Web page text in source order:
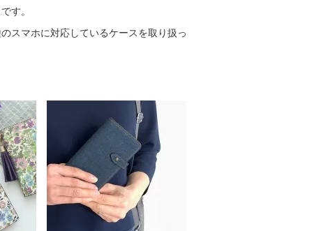
す。
スマホに対応しているケースを取り扱っ